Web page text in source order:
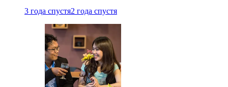
3 года спустя2 года спустя